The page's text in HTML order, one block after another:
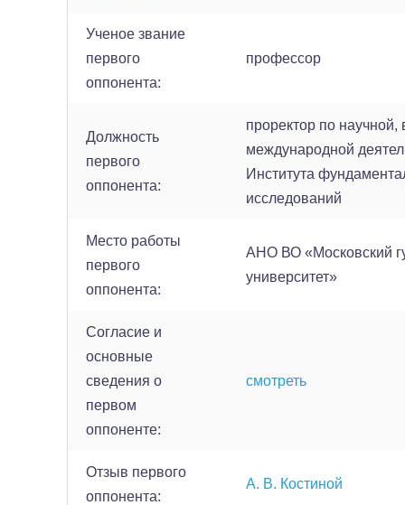
Ученое звание
первого
оппонента:
профессор
Должность
первого
оппонента:
проректор по научной,
международной
Института
исследований
Место работы
первого
оппонента:
АНО ВО «Московский
университет»
Согласие и
основные
сведения о
первом
оппоненте:
смотреть
Отзыв первого
оппонента:
А. В. Костиной